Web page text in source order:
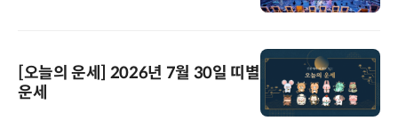
[오늘의 운세] 2026년 7월 30일 띠별
운세